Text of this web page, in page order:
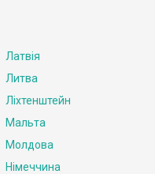
Латвія
Литва
Ліхтенштейн
Мальта
Молдова
Німеччина